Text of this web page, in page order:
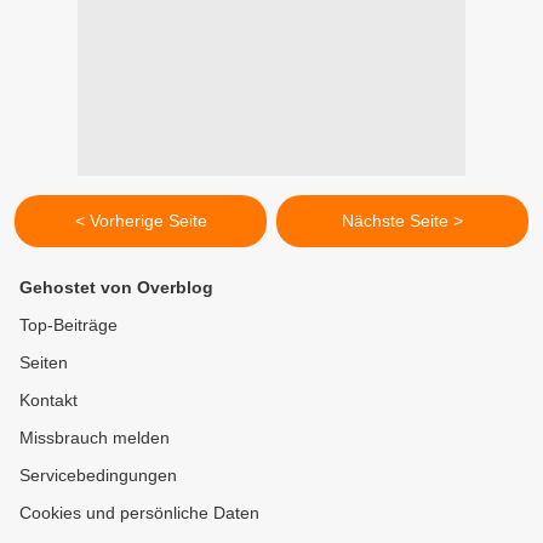
< Vorherige Seite Nächste Seite >
Gehostet von Overblog
Top-Beiträge
Seiten
Kontakt
Missbrauch melden
Servicebedingungen
Cookies und persönliche Daten